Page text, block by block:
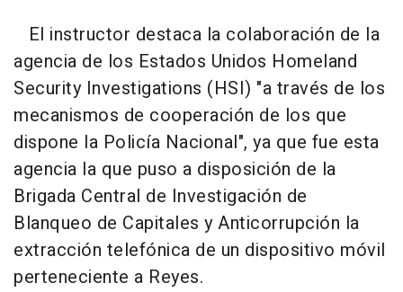
El instructor destaca la colaboración de la
agencia de los Estados Unidos Homeland
Security Investigations (HSI) "a través de los
mecanismos de cooperación de los que
dispone la Policía Nacional", ya que fue esta
agencia la que puso a disposición de la
Brigada Central de Investigación de
Blanqueo de Capitales y Anticorrupción la
extracción telefónica de un dispositivo móvil
perteneciente a Reyes.